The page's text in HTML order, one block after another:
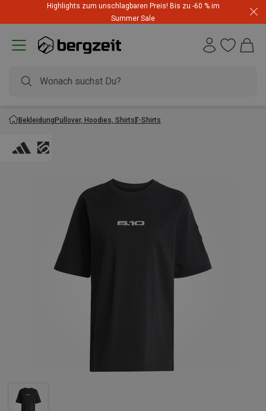
Highlights zum unschlagbaren Preis! Bis zu -60 % im
Summer Sale
BekleidungPullover, Hoodies, ShirtsT-Shirts